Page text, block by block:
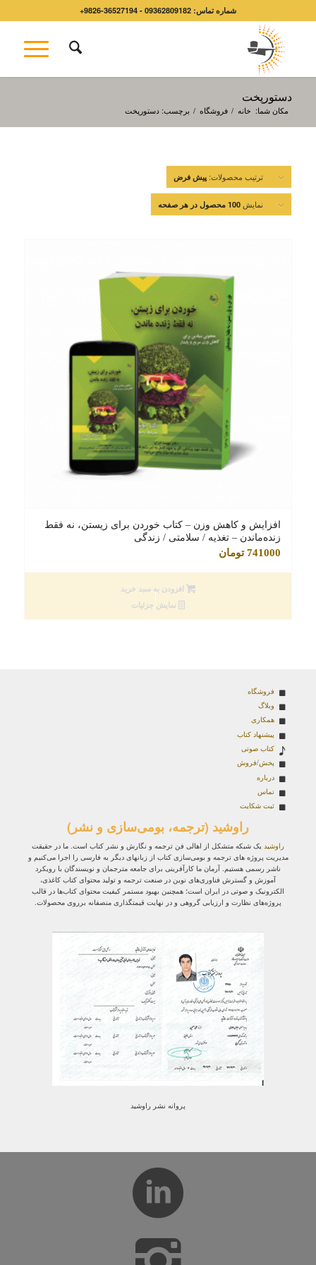
شماره تماس: 09362809182 - 36527194-9826+
دستورپخت
مکان شما: خانه / فروشگاه / برچسب: دستورپخت
ترتیب محصولات: پیش فرض
نمایش 100 محصول در هر صفحه
افزایش و کاهش وزن – کتاب خوردن برای زیستن، نه فقط
زنده‌ماندن – تغذیه / سلامتی / زندگی
741000 تومان
افزودن به سبد خرید
نمایش جزئیات
فروشگاه
وبلاگ
همکاری
پیشنهاد کتاب
کتاب صوتی
پخش/فروش
درباره
تماس
ثبت شکایت
راوشید (ترجمه، بومی‌سازی و نشر)
راوشید یک شبکه متشکل از اهالی فن ترجمه و نگارش و نشر کتاب است. ما در حقیقت
مدیریت پروژه‌ های ترجمه و بومی‌سازی کتاب از زبانهای دیگر به فارسی را اجرا می‌کنیم و
ناشر رسمی هستیم. آرمان ما کارآفرینی برای جامعه مترجمان و نویسندگان با رویکرد
آموزش و گسترش فناوری‌های نوین در صنعت ترجمه و تولید محتوای کتاب کاغذی،
الکترونیک و صوتی در ایران است؛ همچنین بهبود مستمر کیفیت محتوای کتاب‌ها در قالب
پروژه‌های نظارت و ارزیابی گروهی و در نهایت قیمتگذاری منصفانه برروی محصولات.
پروانه نشر راوشید